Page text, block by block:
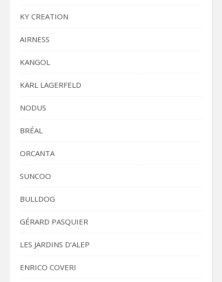
KY CREATION
AIRNESS
KANGOL
KARL LAGERFELD
NODUS
BRÉAL
ORCANTA
SUNCOO
BULLDOG
GÉRARD PASQUIER
LES JARDINS D’ALEP
ENRICO COVERI